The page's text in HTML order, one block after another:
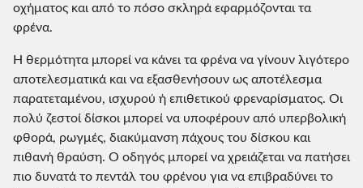
οχήματος και από το πόσο σκληρά εφαρμόζονται τα
φρένα.
Η θερμότητα μπορεί να κάνει τα φρένα να γίνουν λιγότερο
αποτελεσματικά και να εξασθενήσουν ως αποτέλεσμα
παρατεταμένου, ισχυρού ή επιθετικού φρεναρίσματος. Οι
πολύ ζεστοί δίσκοι μπορεί να υποφέρουν από υπερβολική
φθορά, ρωγμές, διακύμανση πάχους του δίσκου και
πιθανή θραύση. Ο οδηγός μπορεί να χρειάζεται να πατήσει
πιο δυνατά το πεντάλ του φρένου για να επιβραδύνει το